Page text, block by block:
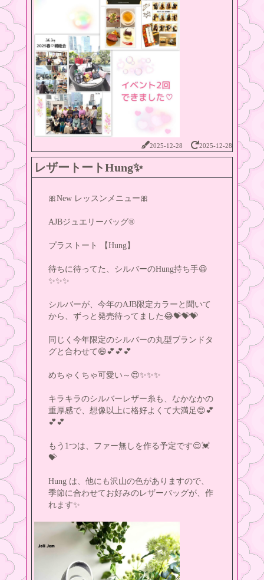
2025-12-28 2025-12-28
レザートートHung✨
🎀New レッスンメニュー🎀
AJBジュエリーバッグ®️
プラストート 【Hung】
待ちに待ってた、シルバーのHung持ち手😆
✨✨✨
シルバーが、今年のAJB限定カラーと聞いて
から、ずっと発売待ってました😂💝💝💝
同じく今年限定のシルバーの丸型ブランドタ
グと合わせて😄💕💕💕
めちゃくちゃ可愛い～😍✨✨✨
キラキラのシルバーレザー糸も、なかなかの
重厚感で、想像以上に格好よくて大満足😍💕
💕💕
もう1つは、ファー無しを作る予定です😌💓
💝
Hung は、他にも沢山の色がありますので、
季節に合わせてお好みのレザーバッグが、作
れます✨